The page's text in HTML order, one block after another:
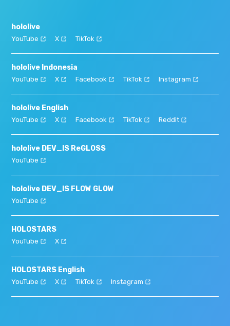
hololive
YouTube X TikTok
hololive Indonesia
YouTube X Facebook TikTok Instagram
hololive English
YouTube X Facebook TikTok Reddit
hololive DEV_IS ReGLOSS
YouTube
hololive DEV_IS FLOW GLOW
YouTube
HOLOSTARS
YouTube X
HOLOSTARS English
YouTube X TikTok Instagram